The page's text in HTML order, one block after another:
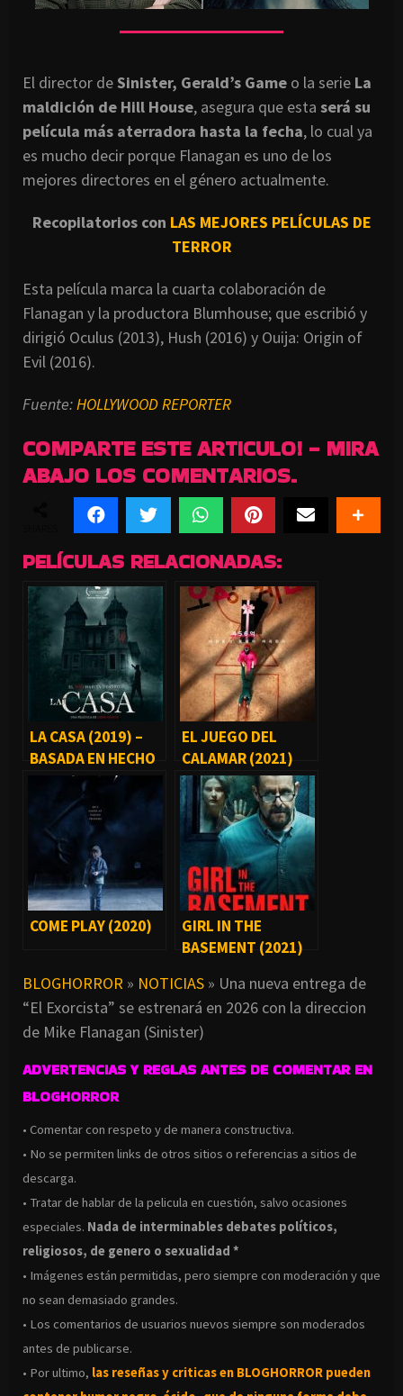
El director deSinister, Gerald’s Game o la serie La
maldición de Hill House, asegura que esta será su
película más aterradora hasta la fecha, lo cual ya
es mucho decir porque Flanagan es uno de los
mejores directores en el género actualmente.
Recopilatorios con LAS MEJORES PELÍCULAS DE
TERROR
Esta película marca la cuarta colaboración de
Flanagan y la productora Blumhouse; que escribió y
dirigió Oculus (2013), Hush (2016) y Ouija: Origin of
Evil (2016).
Fuente:HOLLYWOOD REPORTER
COMPARTE ESTE ARTICULO! - MIRA
ABAJO LOS COMENTARIOS.
PELÍCULAS RELACIONADAS:
LA CASA (2019) –
BASADA EN HECHO
REALES
EL JUEGO DEL
CALAMAR (2021)
COME PLAY (2020)
GIRL IN THE
BASEMENT (2021)
BLOGHORROR » NOTICIAS » Una nueva entrega de
“El Exorcista” se estrenará en 2026 con la direccion
de Mike Flanagan (Sinister)
ADVERTENCIAS Y REGLAS ANTES DE COMENTAR EN
BLOGHORROR
• Comentar con respeto y de manera constructiva.
• No se permiten links de otros sitios o referencias a sitios de
descarga.
• Tratar de hablar de la pelicula en cuestión, salvo ocasiones
especiales. Nada de interminables debates políticos,
religiosos, de genero o sexualidad *
• Imágenes están permitidas, pero siempre con moderación y que
no sean demasiado grandes.
• Los comentarios de usuarios nuevos siempre son moderados
antes de publicarse.
• Por ultimo, las reseñas y criticas en BLOGHORROR pueden